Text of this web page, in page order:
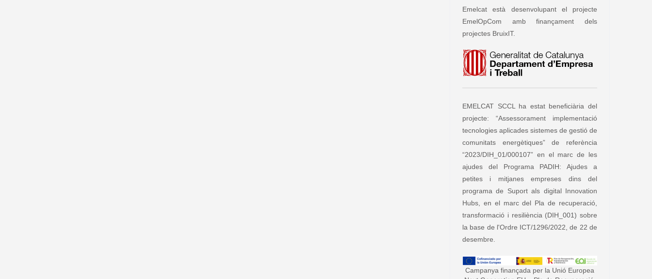
Emelcat està desenvolupant el projecte
EmelOpCom amb finançament dels
projectes BruixIT.
EMELCAT SCCL ha estat beneficiària del
projecte: “Assessorament implementació
tecnologies aplicades sistemes de gestió de
comunitats energètiques” de referència
“2023/DIH_01/000107” en el marc de les
ajudes del Programa PADIH: Ajudes a
petites i mitjanes empreses dins del
programa de Suport als digital Innovation
Hubs, en el marc del Pla de recuperació,
transformació i resiliència (DIH_001) sobre
la base de l'Ordre ICT/1296/2022, de 22 de
desembre.
Campanya finançada per la Unió Europea